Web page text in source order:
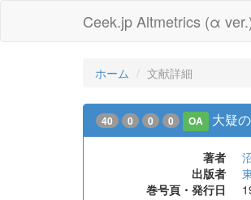
Ceek.jp Altmetrics (α
ホーム 文献詳細
40 0 0 0 OA 大疑
著者
出版者
巻号頁・発行日